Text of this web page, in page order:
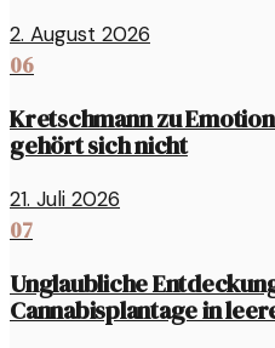
2. August 2026
06
Kretschmann zu
gehört sich nicht
21. Juli 2026
07
Unglaubliche
Cannabisplantage in